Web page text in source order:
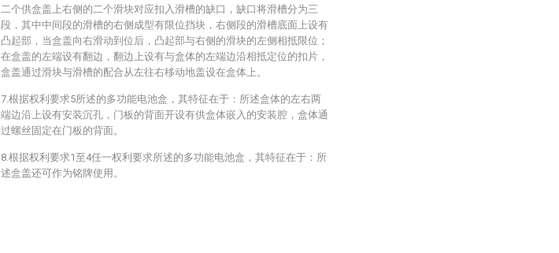
二个供盒盖上右侧的二个滑块对应扣入滑槽的缺口，缺口将滑槽分为三
段，其中中间段的滑槽的右侧成型有限位挡块，右侧段的滑槽底面上设有
凸起部，当盒盖向右滑动到位后，凸起部与右侧的滑块的左侧相抵限位；
在盒盖的左端设有翻边，翻边上设有与盒体的左端边沿相抵定位的扣片，
盒盖通过滑块与滑槽的配合从左往右移动地盖设在盒体上。
7.根据权利要求5所述的多功能电池盒，其特征在于：所述盒体的左右两
端边沿上设有安装沉孔，门板的背面开设有供盒体嵌入的安装腔，盒体通
过螺丝固定在门板的背面。
8.根据权利要求1至4任一权利要求所述的多功能电池盒，其特征在于：所
述盒盖还可作为铭牌使用。